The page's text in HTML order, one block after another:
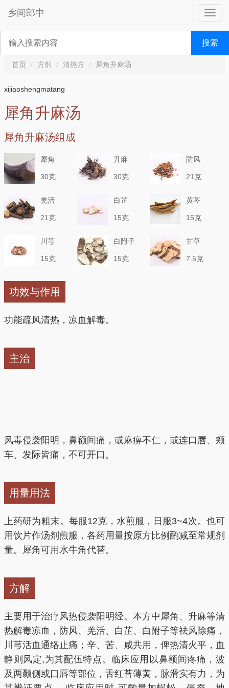
乡间郎中
搜索
首页 方剂 清热方 犀角升麻汤
xijiaoshengmatang
犀角升麻汤
犀角升麻汤组成
犀角
30克
升麻
30克
防风
21克
羌活
21克
白芷
15克
黄芩
15克
川芎
15克
白附子
15克
甘草
7.5克
功效与作用
功能疏风清热，凉血解毒。
主治
风毒侵袭阳明，鼻额间痛，或麻痹不仁，或连口唇、颊
车、发际皆痛，不可开口。
用量用法
上药研为粗末。每服12克，水煎服，日服3~4次。也可
用饮片作汤剂煎服，各药用量按原方比例酌减至常规剂
量。犀角可用水牛角代替。
方解
主要用于治疗风热侵袭阳明经。本方中犀角、升麻等清
热解毒凉血，防风、羌活、白芷、白附子等祛风除痛，
川芎活血通络止痛；辛、苦、咸共用，俾热清火平，血
静则风定,为其配伍特点。临床应用以鼻额间疼痛，波
及两颞侧或口唇等部位，舌红苔薄黄，脉滑实有力，为